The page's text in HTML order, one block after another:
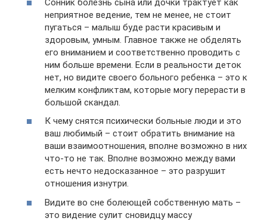
неприятное ведение, тем не менее, не стоит
пугаться – малыш буде расти красивым и
здоровым, умным. Главное также не обделять
его вниманием и соответственно проводить с
ним больше времени. Если в реальности деток
нет, но видите своего больного ребенка – это к
мелким конфликтам, которые могу перерасти в
большой скандал.
К чему снятся психически больные люди и это
ваш любимый – стоит обратить внимание на
ваши взаимоотношения, вполне возможно в них
что-то не так. Вполне возможно между вами
есть нечто недосказанное – это разрушит
отношения изнутри.
Видите во сне болеющей собственную мать –
это видение сулит сновидцу массу